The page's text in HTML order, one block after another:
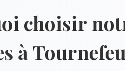
choisir
à